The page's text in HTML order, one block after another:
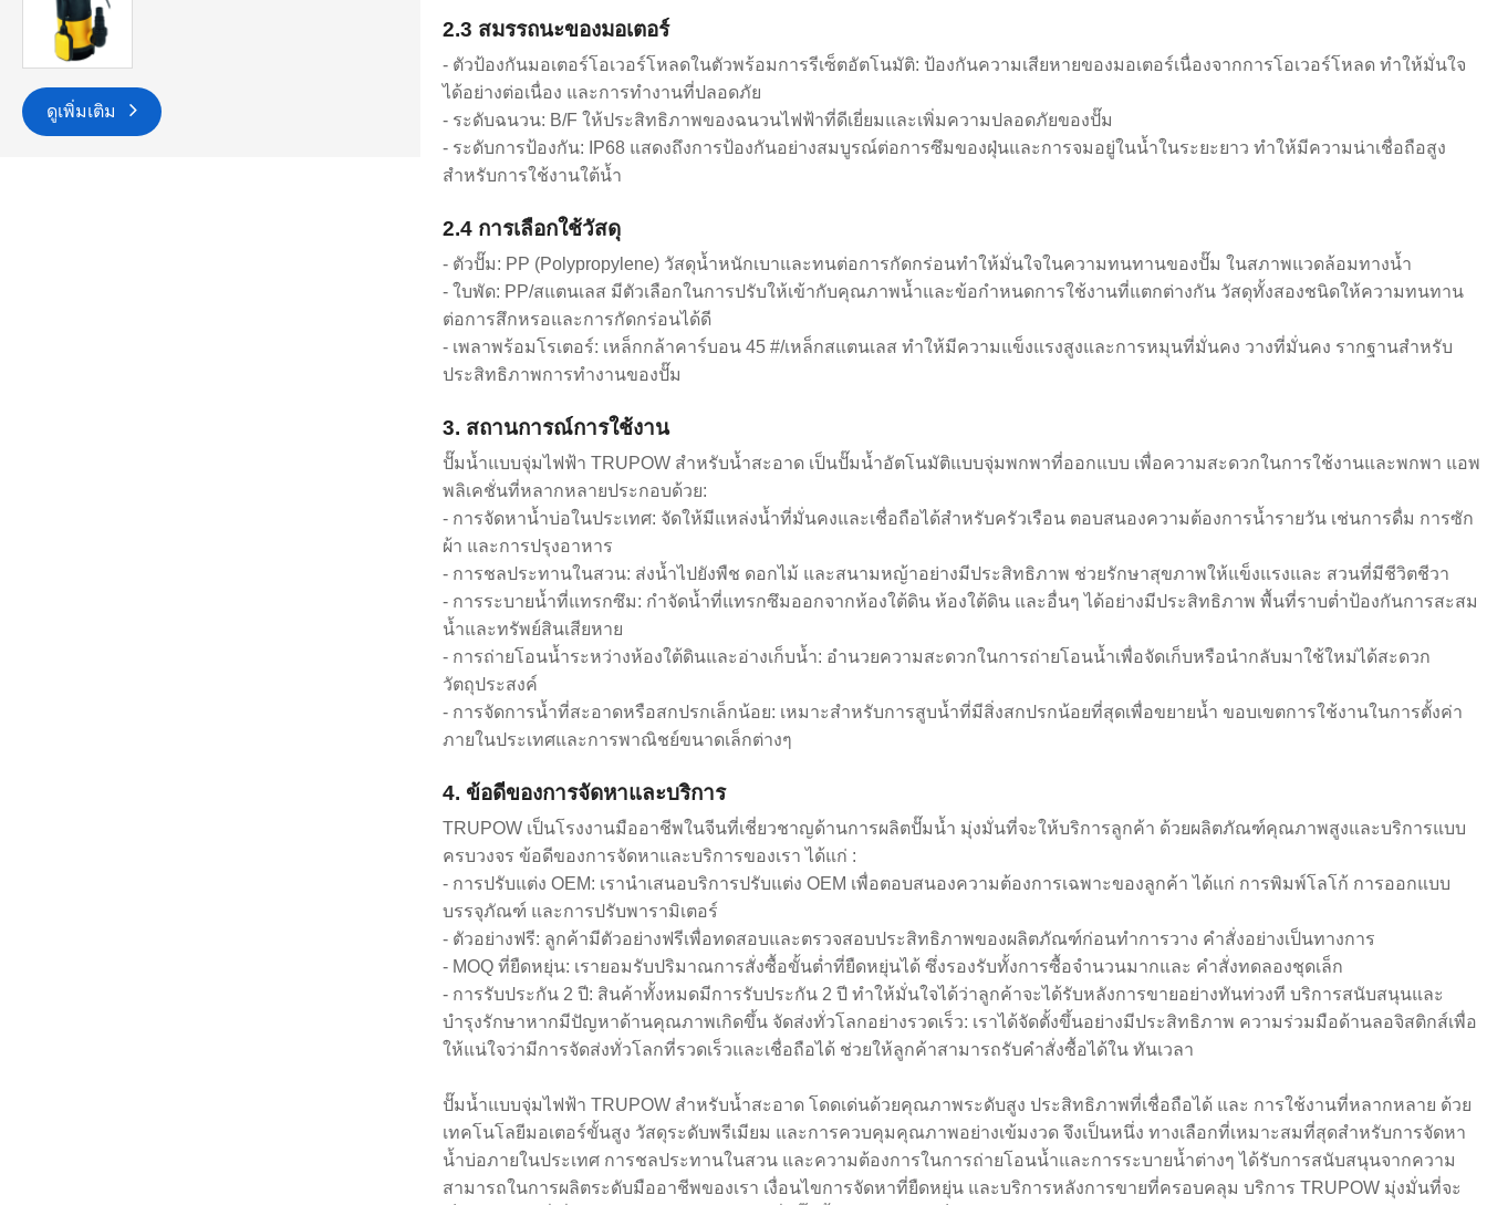
ดูเพิ่มเติม
2.3 สมรรถนะของมอเตอร์
- ตัวป้องกันมอเตอร์โอเวอร์โหลดในตัวพร้อมการรีเซ็ตอัตโนมัติ: ป้องกันความเสียหายของมอเตอร์เนื่องจากการโอเวอร์โหลด ทำให้มั่นใจ
ได้อย่างต่อเนื่อง และการทำงานที่ปลอดภัย
- ระดับฉนวน: B/F ให้ประสิทธิภาพของฉนวนไฟฟ้าที่ดีเยี่ยมและเพิ่มความปลอดภัยของปั๊ม
- ระดับการป้องกัน: IP68 แสดงถึงการป้องกันอย่างสมบูรณ์ต่อการซึมของฝุ่นและการจมอยู่ในน้ำในระยะยาว ทำให้มีความน่าเชื่อถือสูง
สำหรับการใช้งานใต้น้ำ
2.4 การเลือกใช้วัสดุ
- ตัวปั๊ม: PP (Polypropylene) วัสดุน้ำหนักเบาและทนต่อการกัดกร่อนทำให้มั่นใจในความทนทานของปั๊ม ในสภาพแวดล้อมทางน้ำ
- ใบพัด: PP/สแตนเลส มีตัวเลือกในการปรับให้เข้ากับคุณภาพน้ำและข้อกำหนดการใช้งานที่แตกต่างกัน วัสดุทั้งสองชนิดให้ความทนทาน
ต่อการสึกหรอและการกัดกร่อนได้ดี
- เพลาพร้อมโรเตอร์: เหล็กกล้าคาร์บอน 45 #/เหล็กสแตนเลส ทำให้มีความแข็งแรงสูงและการหมุนที่มั่นคง วางที่มั่นคง รากฐานสำหรับ
ประสิทธิภาพการทำงานของปั๊ม
3. สถานการณ์การใช้งาน
ปั๊มน้ำแบบจุ่มไฟฟ้า TRUPOW สำหรับน้ำสะอาด เป็นปั๊มน้ำอัตโนมัติแบบจุ่มพกพาที่ออกแบบ เพื่อความสะดวกในการใช้งานและพกพา แอพ
พลิเคชั่นที่หลากหลายประกอบด้วย:
- การจัดหาน้ำบ่อในประเทศ: จัดให้มีแหล่งน้ำที่มั่นคงและเชื่อถือได้สำหรับครัวเรือน ตอบสนองความต้องการน้ำรายวัน เช่นการดื่ม การซัก
ผ้า และการปรุงอาหาร
- การชลประทานในสวน: ส่งน้ำไปยังพืช ดอกไม้ และสนามหญ้าอย่างมีประสิทธิภาพ ช่วยรักษาสุขภาพให้แข็งแรงและ สวนที่มีชีวิตชีวา
- การระบายน้ำที่แทรกซึม: กำจัดน้ำที่แทรกซึมออกจากห้องใต้ดิน ห้องใต้ดิน และอื่นๆ ได้อย่างมีประสิทธิภาพ พื้นที่ราบต่ำป้องกันการสะสม
น้ำและทรัพย์สินเสียหาย
- การถ่ายโอนน้ำระหว่างห้องใต้ดินและอ่างเก็บน้ำ: อำนวยความสะดวกในการถ่ายโอนน้ำเพื่อจัดเก็บหรือนำกลับมาใช้ใหม่ได้สะดวก
วัตถุประสงค์
- การจัดการน้ำที่สะอาดหรือสกปรกเล็กน้อย: เหมาะสำหรับการสูบน้ำที่มีสิ่งสกปรกน้อยที่สุดเพื่อขยายน้ำ ขอบเขตการใช้งานในการตั้งค่า
ภายในประเทศและการพาณิชย์ขนาดเล็กต่างๆ
4. ข้อดีของการจัดหาและบริการ
TRUPOW เป็นโรงงานมืออาชีพในจีนที่เชี่ยวชาญด้านการผลิตปั๊มน้ำ มุ่งมั่นที่จะให้บริการลูกค้า ด้วยผลิตภัณฑ์คุณภาพสูงและบริการแบบ
ครบวงจร ข้อดีของการจัดหาและบริการของเรา ได้แก่ :
- การปรับแต่ง OEM: เรานำเสนอบริการปรับแต่ง OEM เพื่อตอบสนองความต้องการเฉพาะของลูกค้า ได้แก่ การพิมพ์โลโก้ การออกแบบ
บรรจุภัณฑ์ และการปรับพารามิเตอร์
- ตัวอย่างฟรี: ลูกค้ามีตัวอย่างฟรีเพื่อทดสอบและตรวจสอบประสิทธิภาพของผลิตภัณฑ์ก่อนทำการวาง คำสั่งอย่างเป็นทางการ
- MOQ ที่ยืดหยุ่น: เรายอมรับปริมาณการสั่งซื้อขั้นต่ำที่ยืดหยุ่นได้ ซึ่งรองรับทั้งการซื้อจำนวนมากและ คำสั่งทดลองชุดเล็ก
- การรับประกัน 2 ปี: สินค้าทั้งหมดมีการรับประกัน 2 ปี ทำให้มั่นใจได้ว่าลูกค้าจะได้รับหลังการขายอย่างทันท่วงที บริการสนับสนุนและ
บำรุงรักษาหากมีปัญหาด้านคุณภาพเกิดขึ้น จัดส่งทั่วโลกอย่างรวดเร็ว: เราได้จัดตั้งขึ้นอย่างมีประสิทธิภาพ ความร่วมมือด้านลอจิสติกส์เพื่อ
ให้แน่ใจว่ามีการจัดส่งทั่วโลกที่รวดเร็วและเชื่อถือได้ ช่วยให้ลูกค้าสามารถรับคำสั่งซื้อได้ใน ทันเวลา
ปั๊มน้ำแบบจุ่มไฟฟ้า TRUPOW สำหรับน้ำสะอาด โดดเด่นด้วยคุณภาพระดับสูง ประสิทธิภาพที่เชื่อถือได้ และ การใช้งานที่หลากหลาย ด้วย
เทคโนโลยีมอเตอร์ขั้นสูง วัสดุระดับพรีเมียม และการควบคุมคุณภาพอย่างเข้มงวด จึงเป็นหนึ่ง ทางเลือกที่เหมาะสมที่สุดสำหรับการจัดหา
น้ำบ่อภายในประเทศ การชลประทานในสวน และความต้องการในการถ่ายโอนน้ำและการระบายน้ำต่างๆ ได้รับการสนับสนุนจากความ
สามารถในการผลิตระดับมืออาชีพของเรา เงื่อนไขการจัดหาที่ยืดหยุ่น และบริการหลังการขายที่ครอบคลุม บริการ TRUPOW มุ่งมั่นที่จะ